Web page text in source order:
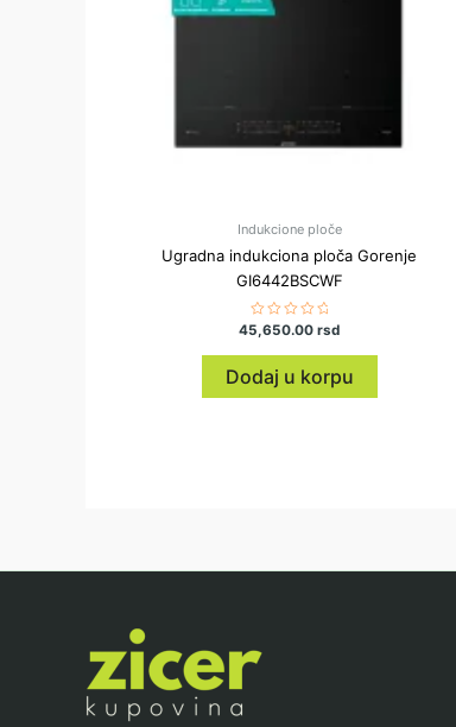
Indukcione ploče
Ugradna indukciona ploča Gorenje
GI6442BSCWF
Ocenjeno
sa
0
od
5
45,650.00rsd
Dodaj u korpu